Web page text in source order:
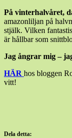
På vinterhalvåret,
amazonliljan på
stjälk. Vilken
är hållbar som
Jag ångrar mig –
HÄR hos bloggen
vitt!
Dela detta: